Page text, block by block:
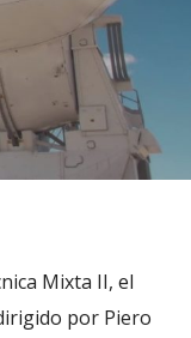
Mixta II, el
por Piero